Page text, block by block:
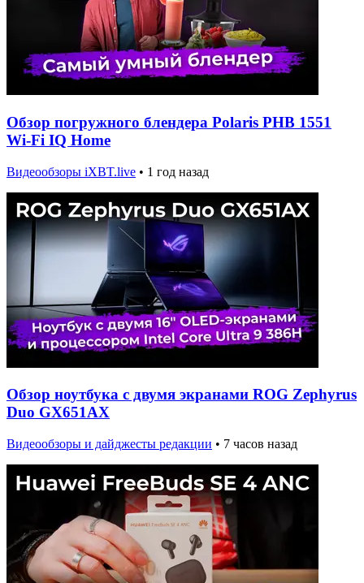
Обзор погружного блендера Polaris PHB 1551
Wi-Fi IQ Home
Видеообзоры iXBT.live • 1 год назад
Обзор ноутбука с двумя экранами ROG Zephyrus
Duo GX651AX
Видеообзоры и дайджесты редакции • 7 часов назад